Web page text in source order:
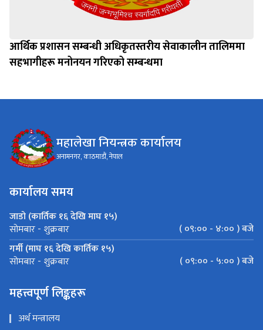
आर्थिक प्रशासन सम्बन्धी अधिकृतस्तरीय सेवाकालीन तालिममा
सहभागीहरू मनोनयन गरिएको सम्बन्धमा
महालेखा नियन्त्रक कार्यालय
अनामनगर, काठमाडौं, नेपाल
कार्यालय समय
जाडो (कार्तिक १६ देखि माघ १५)
सोमबार - शुक्रबार
( ०९:०० - ४:०० ) बजे
गर्मी (माघ १६ देखि कार्तिक १५)
सोमबार - शुक्रबार ( ०९:०० - ५:०० ) बजे
महत्त्वपूर्ण लिङ्कहरू
अर्थ मन्त्रालय